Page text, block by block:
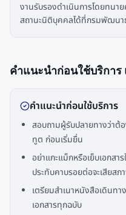
งานรับรองดำเนินการโดยทน
สถานะนิติบุคคลได้ที่กรมพัฒนา
คำแนะนำก่อนใช้บริการ
คำแนะนำก่อนใช้บริการ
สอบถามผู้รับปลายทางว่าต้
ทูต ก่อนเริ่มยื่น
อย่าแกะแม็กหรือเย็บเอกสา
ประทับคาบรอยต่อจะเสียสภ
เตรียมสำเนาหนังสือเดินท
เอกสารทุกฉบับ